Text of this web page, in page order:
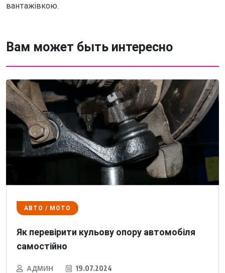
вантажівкою.
Вам может быть интересно
АВТО / МОТО
Як перевірити кульову опору автомобіля
самостійно
АДМИН 19.07.2024